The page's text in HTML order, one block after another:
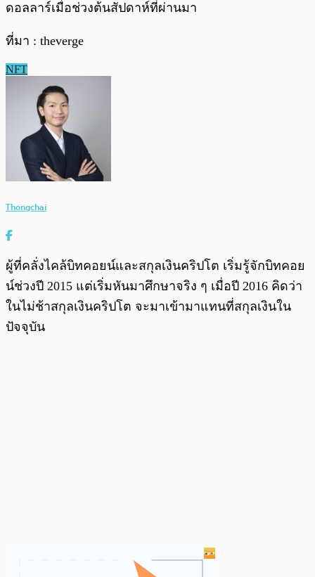
ดอลลาร์เมื่อช่วงต้นสัปดาห์ที่ผ่านมา
ที่มา : theverge
NFT
Thongchai
ผู้ที่คลั่งไคล้บิทคอยน์และสกุลเงินคริปโต เริ่มรู้จักบิทคอย
น์ช่วงปี 2015 แต่เริ่มหันมาศึกษาจริง ๆ เมื่อปี 2016 คิดว่า
ในไม่ช้าสกุลเงินคริปโต จะมาเข้ามาแทนที่สกุลเงินใน
ปัจจุบัน